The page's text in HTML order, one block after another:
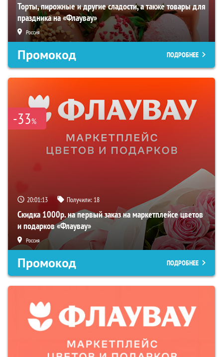
Торты, пирожные и другие сладости, а также товары для
праздника на «Флаувау»
Россия
Промокод ПОДРОБНЕЕ
-33%
20:01:12 Получили: 18
Скидка 1000р. на первый заказ на маркетплейсе цветов
и подарков «Флаувау»
Россия
Промокод ПОДРОБНЕЕ